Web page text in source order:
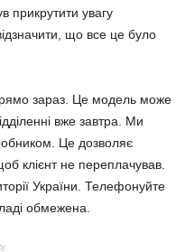
прикрутити увагу
що все це було
зараз. Це модель може
вже завтра. Ми
Це дозволяє
клієнт не переплачував.
України. Телефонуйте
обмежена.